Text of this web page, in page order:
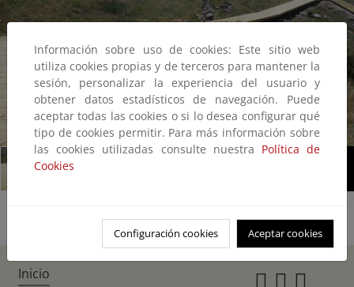
1/2
Información sobre uso de cookies: Este sitio web
utiliza cookies propias y de terceros para mantener la
sesión, personalizar la experiencia del usuario y
obtener datos estadísticos de navegación. Puede
aceptar todas las cookies o si lo desea configurar qué
tipo de cookies permitir. Para más información sobre
las cookies utilizadas consulte nuestra Política de
Cookies
Configuración cookies Aceptar cookies
Inicio